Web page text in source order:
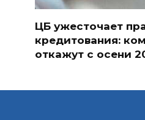
ЦБ ужесточает
кредитования:
откажут с осени